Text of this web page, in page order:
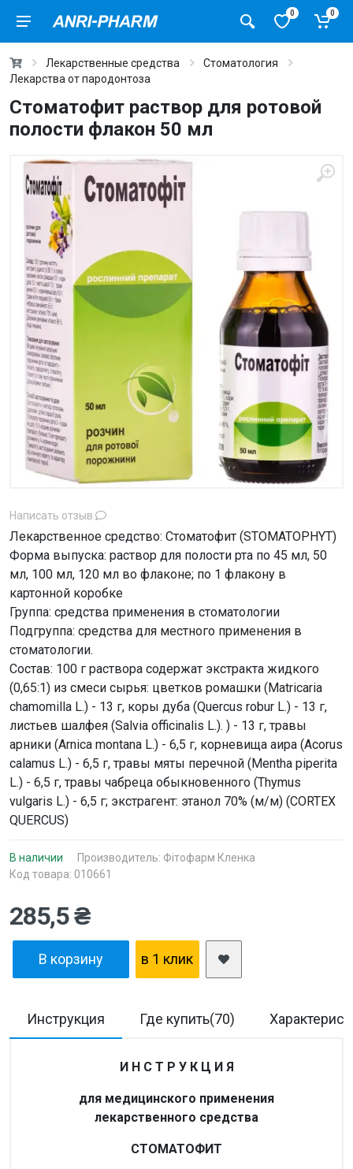
0 0
Лекарственные средства
Стоматология
Лекарства от пародонтоза
Стоматофит раствор для ротовой
полости флакон 50 мл
Написать отзыв
Лекарственное средство: Стоматофит (STOMATOPHYT)
Форма выпуска: раствор для полости рта по 45 мл, 50
мл, 100 мл, 120 мл во флаконе; по 1 флакону в
картонной коробке
Группа: средства применения в стоматологии
Подгруппа: средства для местного применения в
стоматологии.
Состав: 100 г раствора содержат экстракта жидкого
(0,65:1) из смеси сырья: цветков ромашки (Matricaria
chamomilla L.) - 13 г, коры дуба (Quercus robur L.) - 13 г,
листьев шалфея (Salvia officinalis L.). ) - 13 г, травы
арники (Arnica montana L.) - 6,5 г, корневища аира (Acorus
calamus L.) - 6,5 г, травы мяты перечной (Mentha piperita
L.) - 6,5 г, травы чабреца обыкновенного (Thymus
vulgaris L.) - 6,5 г; экстрагент: этанол 70% (м/м) (CORTEX
QUERCUS)
В наличии Производитель: Фітофарм Кленка
Код товара: 010661
285,5 ₴
В корзину в 1 клик
Инструкция Где купить(70)
И Н С Т Р У К Ц И Я
для медицинского применения
лекарственного средства
СТОМАТОФИТ